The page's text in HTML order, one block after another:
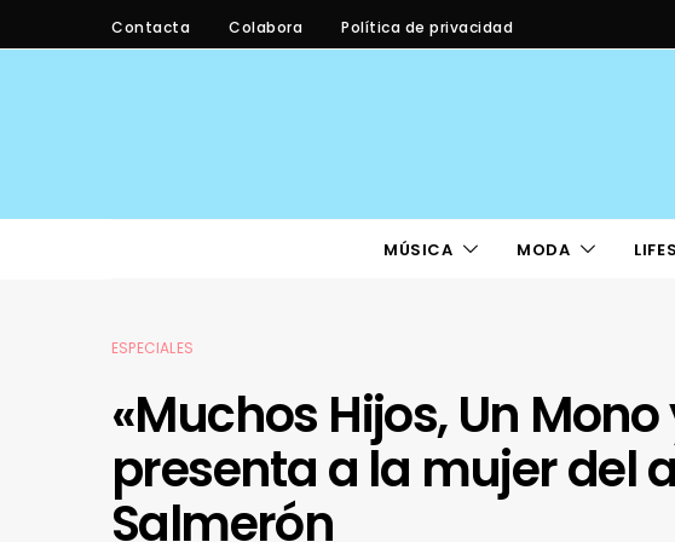
Contacta Colabora Política de privacidad
MÚSICA MODA
ESPECIALES
«Muchos Hijos, Un
presenta a la mujer del
Salmerón